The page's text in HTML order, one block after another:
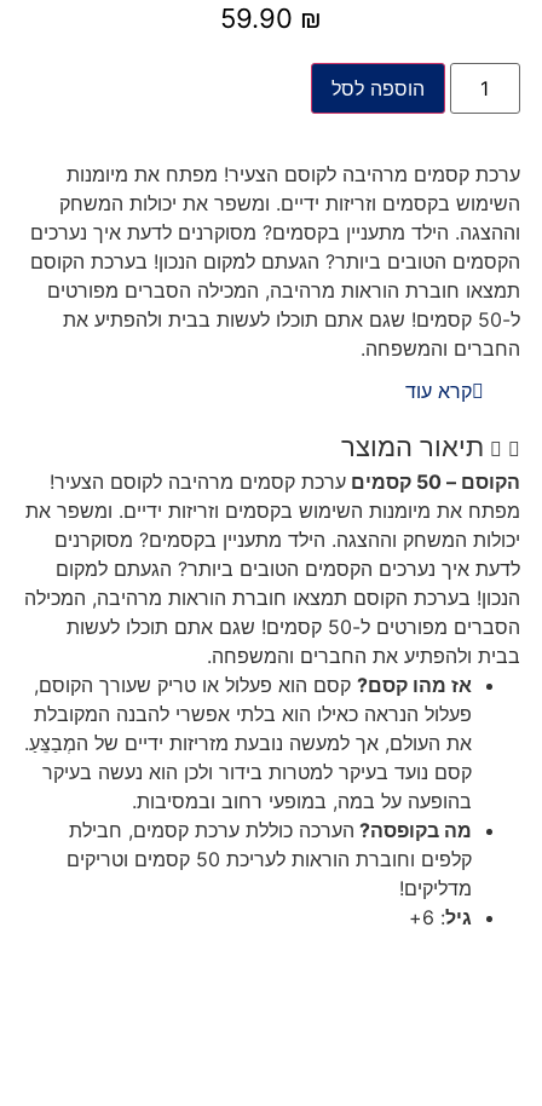
59.90 ₪
הוספה לסל
ערכת קסמים מרהיבה לקוסם הצעיר! מפתח את מיומנות
השימוש בקסמים וזריזות ידיים. ומשפר את יכולות המשחק
וההצגה. הילד מתעניין בקסמים? מסוקרנים לדעת איך נערכים
הקסמים הטובים ביותר? הגעתם למקום הנכון! בערכת הקוסם
תמצאו חוברת הוראות מרהיבה, המכילה הסברים מפורטים
ל-50 קסמים! שגם אתם תוכלו לעשות בבית ולהפתיע את
החברים והמשפחה.
קרא עוד
תיאור המוצר
הקוסם – 50 קסמים
ערכת קסמים מרהיבה לקוסם הצעיר!
מפתח את מיומנות השימוש בקסמים וזריזות ידיים. ומשפר את
יכולות המשחק וההצגה. הילד מתעניין בקסמים? מסוקרנים
לדעת איך נערכים הקסמים הטובים ביותר? הגעתם למקום
הנכון! בערכת הקוסם תמצאו חוברת הוראות מרהיבה, המכילה
הסברים מפורטים ל-50 קסמים! שגם אתם תוכלו לעשות
בבית ולהפתיע את החברים והמשפחה.
אז מהו קסם? קסם הוא פעלול או טריק שעורך הקוסם,
פעלול הנראה כאילו הוא בלתי אפשרי להבנה המקובלת
את העולם, אך למעשה נובעת מזריזות ידיים של המְבַצֵּעַ.
קסם נועד בעיקר למטרות בידור ולכן הוא נעשה בעיקר
בהופעה על במה, במופעי רחוב ובמסיבות.
מה בקופסה? הערכה כוללת ערכת קסמים, חבילת
קלפים וחוברת הוראות לעריכת 50 קסמים וטריקים
מדליקים!
גיל: 6+